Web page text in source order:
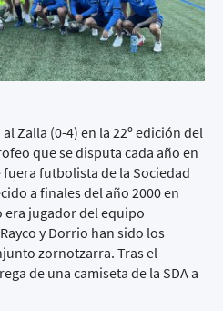
Zalla (0-4) en la 22º edición del
que se disputa cada año en
futbolista de la Sociedad
a finales del año 2000 en
era jugador del equipo
y Dorrio han sido los
zornotzarra. Tras el
de una camiseta de la SDA a